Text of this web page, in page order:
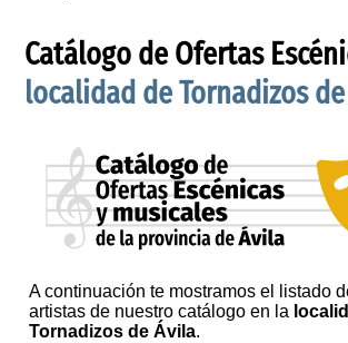
Catálogo de Ofertas
localidad de Tornadizos
A continuación te mostramos el listado
artistas de nuestro catálogo en la
Tornadizos de Ávila.